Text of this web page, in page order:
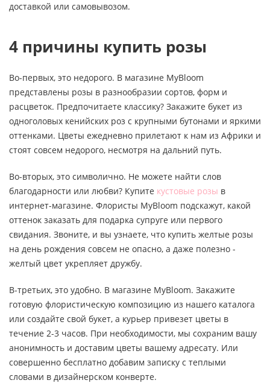
доставкой или самовывозом.
4 причины купить розы
Во-первых, это недорого. В магазине MyBloom
представлены розы в разнообразии сортов, форм и
расцветок. Предпочитаете классику? Закажите букет из
одноголовых кенийских роз с крупными бутонами и яркими
оттенками. Цветы ежедневно прилетают к нам из Африки и
стоят совсем недорого, несмотря на дальний путь.
Во-вторых, это символично. Не можете найти слов
благодарности или любви? Купите кустовые розы в
интернет-магазине. Флористы MyBloom подскажут, какой
оттенок заказать для подарка супруге или первого
свидания. Звоните, и вы узнаете, что купить желтые розы
на день рождения совсем не опасно, а даже полезно -
желтый цвет укрепляет дружбу.
В-третьих, это удобно. В магазине MyBloom. Закажите
готовую флористическую композицию из нашего каталога
или создайте свой букет, а курьер привезет цветы в
течение 2-3 часов. При необходимости, мы сохраним вашу
анонимность и доставим цветы вашему адресату. Или
совершенно бесплатно добавим записку с теплыми
словами в дизайнерском конверте.